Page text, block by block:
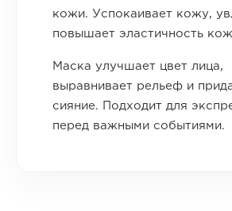
кожи. Успокаивает кожу,
повышает эластичность
Маска улучшает цвет лица,
выравнивает рельеф и
сияние. Подходит для
перед важными событиями.